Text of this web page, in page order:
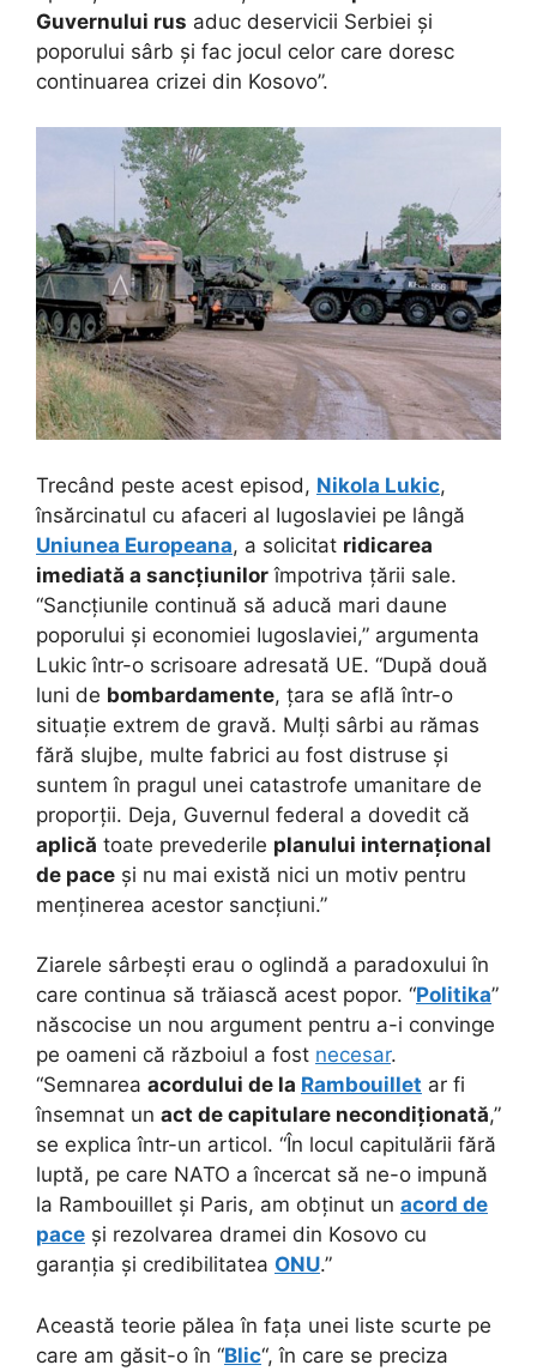
Guvernului rus aduc deservicii Serbiei și
poporului sârb și fac jocul celor care doresc
continuarea crizei din Kosovo”.
Trecând peste acest episod, Nikola Lukic,
însărcinatul cu afaceri al Iugoslaviei pe lângă
Uniunea Europeana, a solicitat ridicarea
imediată a sancțiunilor împotriva țării sale.
“Sancțiunile continuă să aducă mari daune
poporului și economiei Iugoslaviei,” argumenta
Lukic într-o scrisoare adresată UE. “După două
luni de bombardamente, țara se află într-o
situație extrem de gravă. Mulți sârbi au rămas
fără slujbe, multe fabrici au fost distruse și
suntem în pragul unei catastrofe umanitare de
proporții. Deja, Guvernul federal a dovedit că
aplică toate prevederile planului internațional
de pace și nu mai există nici un motiv pentru
menținerea acestor sancțiuni.”
Ziarele sârbești erau o oglindă a paradoxului în
care continua să trăiască acest popor. “Politika”
născocise un nou argument pentru a-i convinge
pe oameni că războiul a fost necesar.
“Semnarea acordului de la Rambouillet ar fi
însemnat un act de capitulare necondiționată,”
se explica într-un articol. “În locul capitulării fără
luptă, pe care NATO a încercat să ne-o impună
la Rambouillet și Paris, am obținut un acord de
pace și rezolvarea dramei din Kosovo cu
garanția și credibilitatea ONU.”
Această teorie pălea în fața unei liste scurte pe
care am găsit-o în “Blic“, în care se preciza